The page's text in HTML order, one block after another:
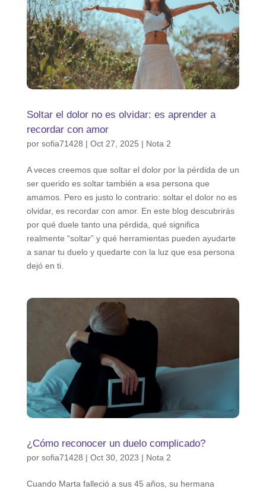
Soltar el dolor no es olvidar: es aprender a
recordar con amor
por sofia71428 | Oct 27, 2025 | Nota 2
A veces creemos que soltar el dolor por la pérdida de un
ser querido es soltar también a esa persona que
amamos. Pero es justo lo contrario: soltar el dolor no es
olvidar, es recordar con amor. En este blog descubrirás
por qué duele tanto una pérdida, qué significa
realmente “soltar” y qué herramientas pueden ayudarte
a sanar tu duelo y quedarte con la luz que esa persona
dejó en ti.
¿Cómo reconocer un duelo complicado?
por sofia71428 | Oct 30, 2023 | Nota 2
Cuando Marta falleció a sus 45 años, su hermana